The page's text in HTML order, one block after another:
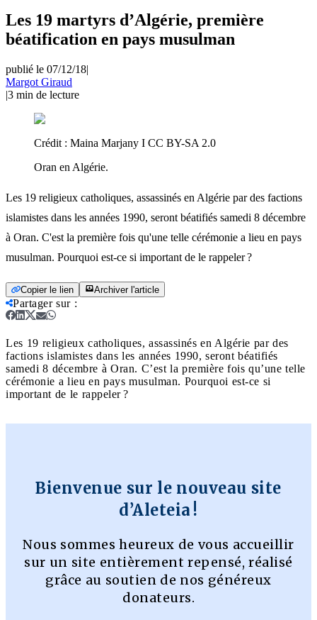
Les 19 martyrs d’Algérie, première
béatification en pays musulman
publié le 07/12/18|
Margot Giraud
|3 min de lecture
Crédit : Maina Marjany I CC BY-SA 2.0
Oran en Algérie.
Les 19 religieux catholiques, assassinés en Algérie par des factions
islamistes dans les années 1990, seront béatifiés samedi 8 décembre
à Oran. C'est la première fois qu'une telle cérémonie a lieu en pays
musulman. Pourquoi est-ce si important de le rappeler ?
Copier le lien Archiver l'article
Partager sur:
Les 19 religieux catholiques, assassinés en Algérie par des
factions islamistes dans les années 1990, seront béatifiés
samedi 8 décembre à Oran. C’est la première fois qu’une telle
cérémonie a lieu en pays musulman. Pourquoi est-ce si
important de le rappeler ?
Bienvenue sur le nouveau site
d’Aleteia !
Nous sommes heureux de vous accueillir
sur un site entièrement repensé, réalisé
grâce au soutien de nos généreux
donateurs.